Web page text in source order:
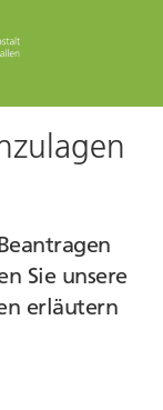
Sie unsere
erläutern